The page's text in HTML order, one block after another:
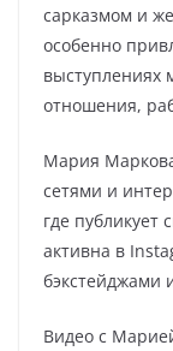
сарказмом и
особенно
выступлениях
отношения,
Мария
сетями и
где публикует
активна в
бэкстейджами
Видео с